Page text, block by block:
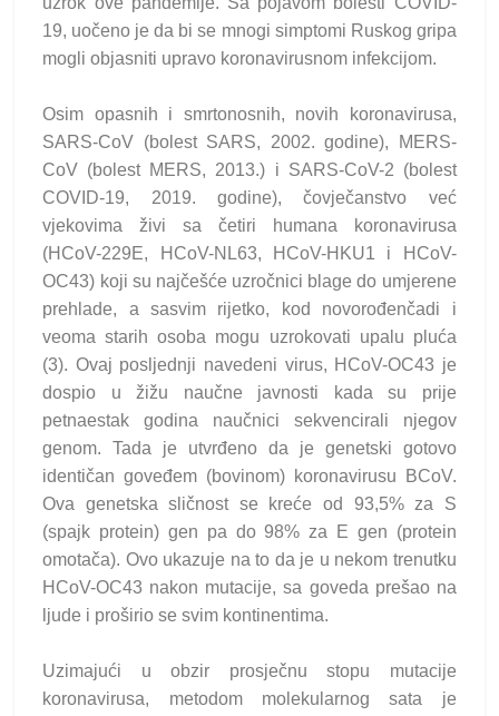
19, uočeno je da bi se mnogi simptomi Ruskog gripa
mogli objasniti upravo koronavirusnom infekcijom.
Osim opasnih i smrtonosnih, novih koronavirusa,
SARS-CoV (bolest SARS, 2002. godine), MERS-
CoV (bolest MERS, 2013.) i SARS-CoV-2 (bolest
COVID-19, 2019. godine), čovječanstvo već
vjekovima živi sa četiri humana koronavirusa
(HCoV-229E, HCoV-NL63, HCoV-HKU1 i HCoV-
OC43) koji su najčešće uzročnici blage do umjerene
prehlade, a sasvim rijetko, kod novorođenčadi i
veoma starih osoba mogu uzrokovati upalu pluća
(3). Ovaj posljednji navedeni virus, HCoV-OC43 je
dospio u žižu naučne javnosti kada su prije
petnaestak godina naučnici sekvencirali njegov
genom. Tada je utvrđeno da je genetski gotovo
identičan goveđem (bovinom) koronavirusu BCoV.
Ova genetska sličnost se kreće od 93,5% za S
(spajk protein) gen pa do 98% za E gen (protein
omotača). Ovo ukazuje na to da je u nekom trenutku
HCoV-OC43 nakon mutacije, sa goveda prešao na
ljude i proširio se svim kontinentima.
Uzimajući u obzir prosječnu stopu mutacije
koronavirusa, metodom molekularnog sata je